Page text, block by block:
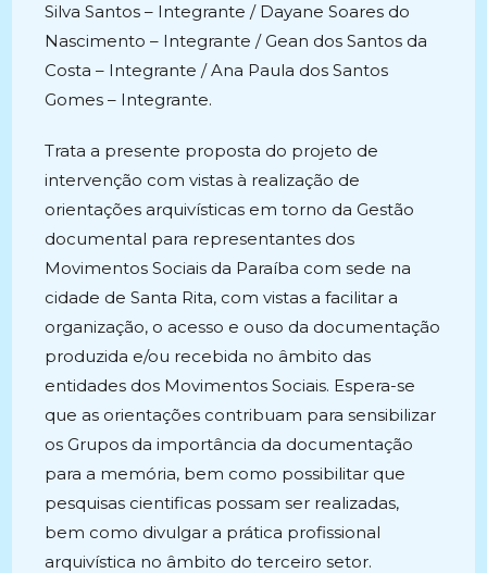
Silva Santos – Integrante / Dayane Soares do
Nascimento – Integrante / Gean dos Santos da
Costa – Integrante / Ana Paula dos Santos
Gomes – Integrante.
Trata a presente proposta do projeto de
intervenção com vistas à realização de
orientações arquivísticas em torno da Gestão
documental para representantes dos
Movimentos Sociais da Paraíba com sede na
cidade de Santa Rita, com vistas a facilitar a
organização, o acesso e ouso da documentação
produzida e/ou recebida no âmbito das
entidades dos Movimentos Sociais. Espera-se
que as orientações contribuam para sensibilizar
os Grupos da importância da documentação
para a memória, bem como possibilitar que
pesquisas cientificas possam ser realizadas,
bem como divulgar a prática profissional
arquivística no âmbito do terceiro setor.